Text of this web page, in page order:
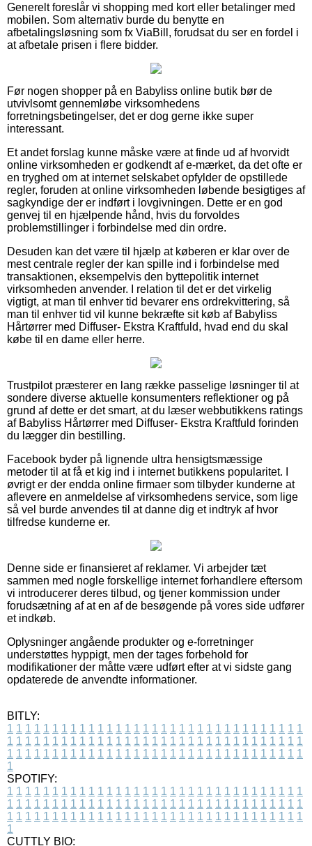
Generelt foreslår vi shopping med kort eller betalinger med
mobilen. Som alternativ burde du benytte en
afbetalingsløsning som fx ViaBill, forudsat du ser en fordel i
at afbetale prisen i flere bidder.
Før nogen shopper på en Babyliss online butik bør de
utvivlsomt gennemløbe virksomhedens
forretningsbetingelser, det er dog gerne ikke super
interessant.
Et andet forslag kunne måske være at finde ud af hvorvidt
online virksomheden er godkendt af e-mærket, da det ofte er
en tryghed om at internet selskabet opfylder de opstillede
regler, foruden at online virksomheden løbende besigtiges af
sagkyndige der er indført i lovgivningen. Dette er en god
genvej til en hjælpende hånd, hvis du forvoldes
problemstillinger i forbindelse med din ordre.
Desuden kan det være til hjælp at køberen er klar over de
mest centrale regler der kan spille ind i forbindelse med
transaktionen, eksempelvis den byttepolitik internet
virksomheden anvender. I relation til det er det virkelig
vigtigt, at man til enhver tid bevarer ens ordrekvittering, så
man til enhver tid vil kunne bekræfte sit køb af Babyliss
Hårtørrer med Diffuser- Ekstra Kraftfuld, hvad end du skal
købe til en dame eller herre.
Trustpilot præsterer en lang række passelige løsninger til at
sondere diverse aktuelle konsumenters reflektioner og på
grund af dette er det smart, at du læser webbutikkens ratings
af Babyliss Hårtørrer med Diffuser- Ekstra Kraftfuld forinden
du lægger din bestilling.
Facebook byder på lignende ultra hensigtsmæssige
metoder til at få et kig ind i internet butikkens popularitet. I
øvrigt er der endda online firmaer som tilbyder kunderne at
aflevere en anmeldelse af virksomhedens service, som lige
så vel burde anvendes til at danne dig et indtryk af hvor
tilfredse kunderne er.
Denne side er finansieret af reklamer. Vi arbejder tæt
sammen med nogle forskellige internet forhandlere eftersom
vi introducerer deres tilbud, og tjener kommission under
forudsætning af at en af de besøgende på vores side udfører
et indkøb.
Oplysninger angående produkter og e-forretninger
understøttes hyppigt, men der tages forbehold for
modifikationer der måtte være udført efter at vi sidste gang
opdaterede de anvendte informationer.
BITLY:
1 1 1 1 1 1 1 1 1 1 1 1 1 1 1 1 1 1 1 1 1 1 1 1 1 1 1 1 1 1 1 1 1
1 1 1 1 1 1 1 1 1 1 1 1 1 1 1 1 1 1 1 1 1 1 1 1 1 1 1 1 1 1 1 1 1
1 1 1 1 1 1 1 1 1 1 1 1 1 1 1 1 1 1 1 1 1 1 1 1 1 1 1 1 1 1 1 1 1
1
SPOTIFY:
1 1 1 1 1 1 1 1 1 1 1 1 1 1 1 1 1 1 1 1 1 1 1 1 1 1 1 1 1 1 1 1 1
1 1 1 1 1 1 1 1 1 1 1 1 1 1 1 1 1 1 1 1 1 1 1 1 1 1 1 1 1 1 1 1 1
1 1 1 1 1 1 1 1 1 1 1 1 1 1 1 1 1 1 1 1 1 1 1 1 1 1 1 1 1 1 1 1 1
1
CUTTLY BIO: